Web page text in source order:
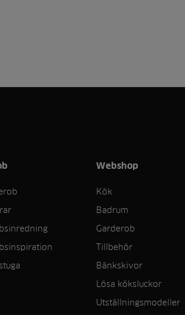
Webshop
Kök
Badrum
Garderob
Tillbehör
Bänkskivor
Lösa köksluckor
Utställningsmodeller